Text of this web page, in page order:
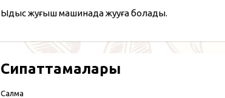
Ыдыс жуғыш машинада жууға болады.
Сипаттамалары
Салмақ